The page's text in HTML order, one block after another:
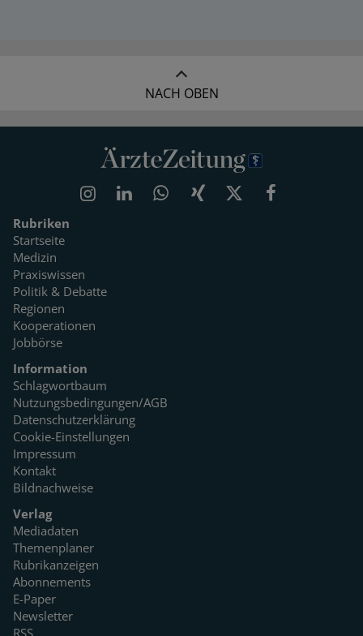
NACH OBEN
Rubriken
Startseite
Medizin
Praxiswissen
Politik & Debatte
Regionen
Kooperationen
Jobbörse
Information
Schlagwortbaum
Nutzungsbedingungen/AGB
Datenschutzerklärung
Cookie-Einstellungen
Impressum
Kontakt
Bildnachweise
Verlag
Mediadaten
Themenplaner
Rubrikanzeigen
Abonnements
E-Paper
Newsletter